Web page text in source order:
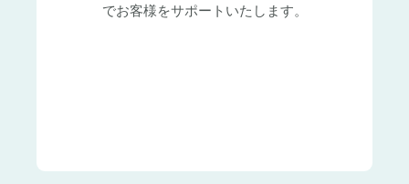
でお客様をサポートいたします。